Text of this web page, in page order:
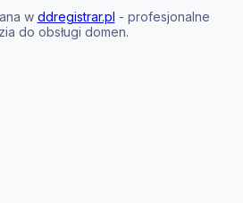
w ddregistrar.pl - profesjonalne
do obsługi domen.